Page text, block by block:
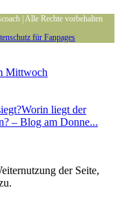
| Alle Rechte vorbehalten
für Fanpages
Mittwoch
Worin liegt der
– Blog am Donne...
der Seite,